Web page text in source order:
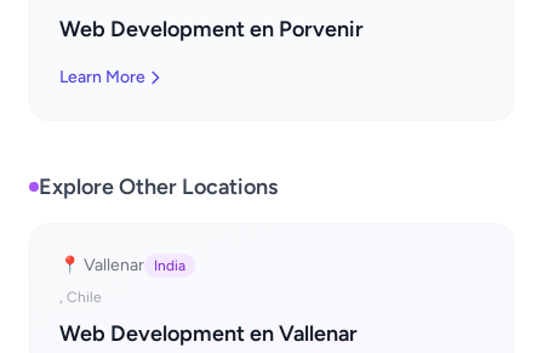
Web Development en Porvenir
Learn More
Explore Other Locations
📍 Vallenar
India
, Chile
Web Development en Vallenar